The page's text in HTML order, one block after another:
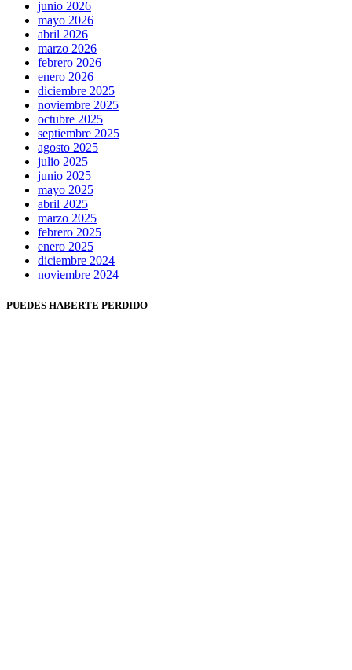
junio 2026
mayo 2026
abril 2026
marzo 2026
febrero 2026
enero 2026
diciembre 2025
noviembre 2025
octubre 2025
septiembre 2025
agosto 2025
julio 2025
junio 2025
mayo 2025
abril 2025
marzo 2025
febrero 2025
enero 2025
diciembre 2024
noviembre 2024
PUEDES HABERTE PERDIDO